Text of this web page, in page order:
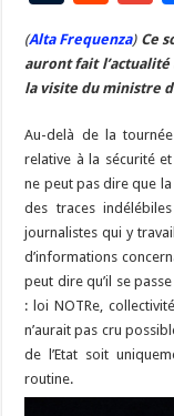
e
b
o
o
k
u
m
bl
r
d
di
t
l
(Alta Frequenza) Ce
auront fait l’actualité
la visite du ministre
Au-delà de la
relative à la sécurité
ne peut pas dire que la
des traces
journalistes qui y
d’informations
peut dire qu’il se
: loi NOTRe,
n’aurait pas cru
de l’Etat soit
routine.